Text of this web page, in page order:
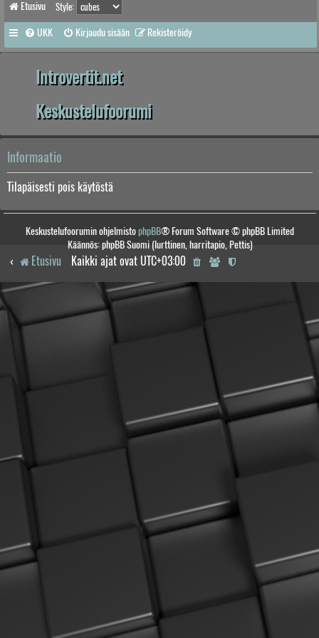
Etusivu Style:
UKK Kirjaudu sisään Rekisteröidy
Introvertit.net
Keskustelufoorumi
Informaatio
Tilapäisesti pois käytöstä
Keskustelufoorumin ohjelmistophpBB® Forum Software © phpBB Limited
Käännös: phpBB Suomi (lurttinen, harritapio, Pettis)
Etusivu Kaikki ajat ovat UTC+03:00